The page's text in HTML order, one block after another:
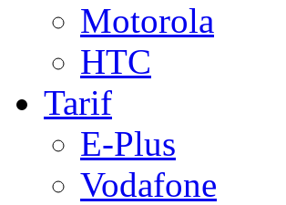
Motorola
HTC
Tarif
E-Plus
Vodafone